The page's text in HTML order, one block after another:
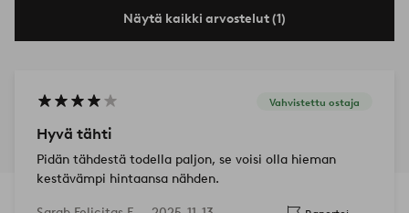
Näytä kaikki arvostelut (1)
Vahvistettu ostaja
Hyvä tähti
Pidän tähdestä todella paljon, se voisi olla hieman
kestävämpi hintaansa nähden.